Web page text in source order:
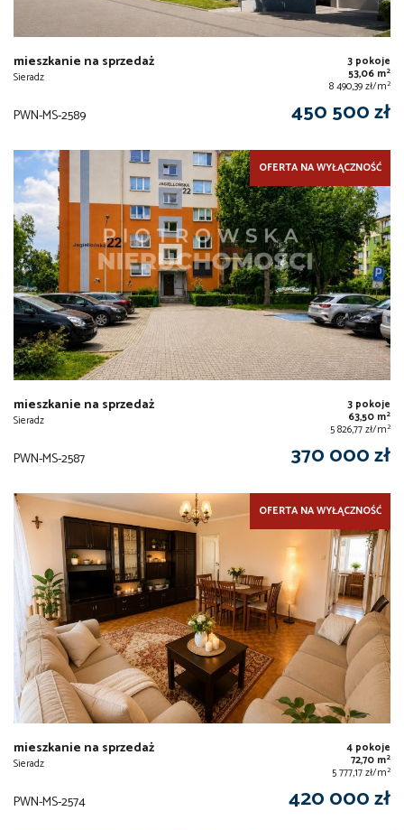
mieszkanie na sprzedaż
Sieradz
3 pokoje
53,06 m2
8 490,39 zł/m2
PWN-MS-2589 450 500 zł
OFERTA NA WYŁĄCZNOŚĆ
mieszkanie na sprzedaż
Sieradz
3 pokoje
63,50 m2
5 826,77 zł/m2
PWN-MS-2587 370 000 zł
OFERTA NA WYŁĄCZNOŚĆ
mieszkanie na sprzedaż
Sieradz
4 pokoje
72,70 m2
5 777,17 zł/m2
PWN-MS-2574 420 000 zł